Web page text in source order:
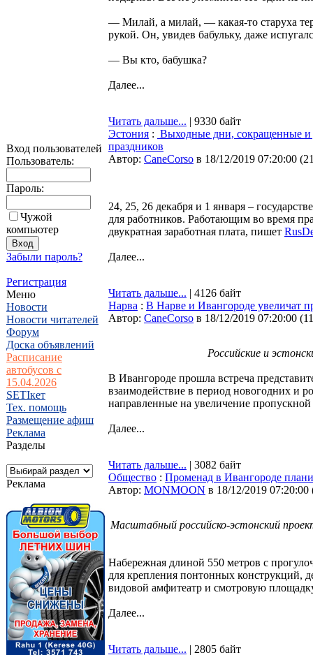
Вход пользователей
Пользователь:
Пароль:
Чужой
компьютер
Забыли пароль?
Регистрация
Меню
Новости
Новости читателей
Форум
Доска объявлений
Расписание
автобусов с
15.04.2026
SETIкет
Тех. помощь
Размещение афиш
Реклама
Разделы
Реклама
— Милай, а милай, — какая-то старуха
рукой. Он, увидев бабульку, даже
— Вы кто, бабушка?
Далее...
Читать дальше... | 9330 байт
Эстония : Выходные дни, сокращенные и
праздников
Автор: CaneCorso в 18/12/2019 07:20:00 (
24, 25, 26 декабря и 1 января –
для работников. Работающим во время
двукратная заработная плата, пишет
Далее...
Читать дальше... | 4126 байт
Нарва : В Нарве и Ивангороде увеличат
Автор: CaneCorso в 18/12/2019 07:20:00 (
Российские и
В Ивангороде прошла встреча
взаимодействие в период новогодних и
направленные на увеличение
Далее...
Читать дальше... | 3082 байт
Общество : Променад в Ивангороде
Автор: MONMOON в 18/12/2019 07:20:00
Масштабный российско-эстонский
Набережная длиной 550 метров с
для крепления понтонных конструкций,
видовой амфитеатр и смотровую
Далее...
Читать дальше... | 2805 байт